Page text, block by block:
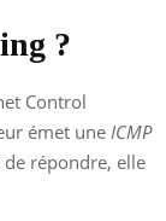
?
Control
émet une ICMP
répondre, elle